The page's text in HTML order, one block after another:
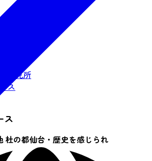
ース
の見所
ス
ス
杜の都仙台・歴史を感じられ